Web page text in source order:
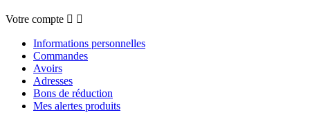
Votre compte  
Informations personnelles
Commandes
Avoirs
Adresses
Bons de réduction
Mes alertes produits